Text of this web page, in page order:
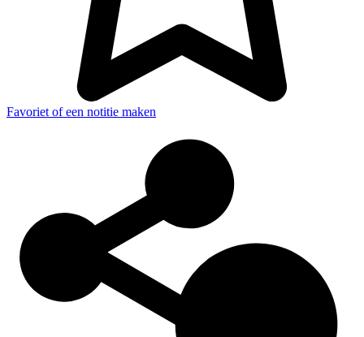
Favoriet of een notitie maken